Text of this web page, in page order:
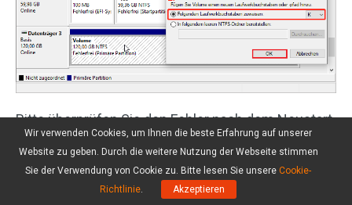
Bitte überprüfen Sie den Fehler nach dem Neustart
Ihres Systems.
Lösung 7: Initialisieren Sie die SSD
Wir verwenden Cookies, um Ihnen die beste Erfahrung auf unserer
Website zu geben. Durch die weitere Nutzung der Webseite stimmen
Sie der Verwendung von Cookie zu. Bitte lesen Sie unsere Cookie-
Richtlinie. Akzeptieren